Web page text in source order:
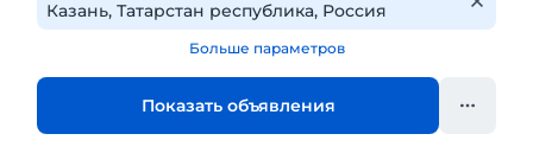
Больше параметров
Показать объявления